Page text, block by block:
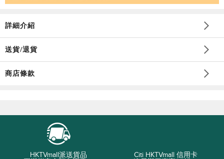
詳細介紹
送貨/退貨
商店條款
HKTVmall派送貨品
Citi HKTVmall 信用卡